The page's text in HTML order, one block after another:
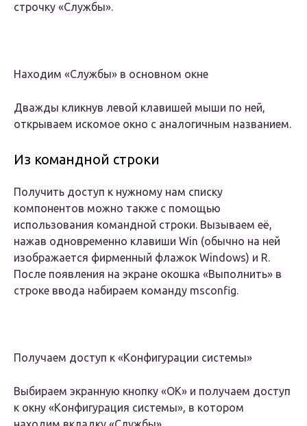
строчку «Службы».
Находим «Службы» в основном окне
Дважды кликнув левой клавишей мыши по ней,
открываем искомое окно с аналогичным названием.
Из командной строки
Получить доступ к нужному нам списку
компонентов можно также с помощью
использования командной строки. Вызываем её,
нажав одновременно клавиши Win (обычно на ней
изображается фирменный флажок Windows) и R.
После появления на экране окошка «Выполнить» в
строке ввода набираем команду msconfig.
Получаем доступ к «Конфигурации системы»
Выбираем экранную кнопку «OK» и получаем доступ
к окну «Конфигурация системы», в котором